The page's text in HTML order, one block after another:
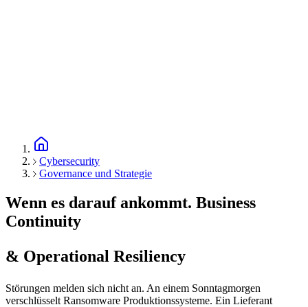
Cybersecurity
Governance und Strategie
Wenn es darauf ankommt. Business
Continuity
& Operational Resiliency
Störungen melden sich nicht an. An einem Sonntagmorgen
verschlüsselt Ransomware Produktionssysteme. Ein Lieferant